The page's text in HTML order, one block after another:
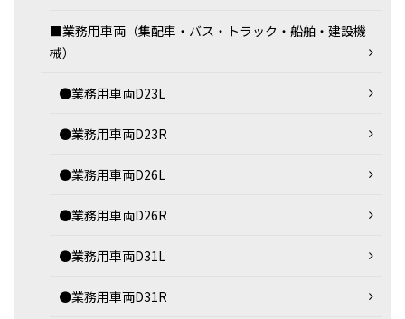
■業務用車両（集配車・バス・トラック・船舶・建設機
械）
●業務用車両D23L
●業務用車両D23R
●業務用車両D26L
●業務用車両D26R
●業務用車両D31L
●業務用車両D31R